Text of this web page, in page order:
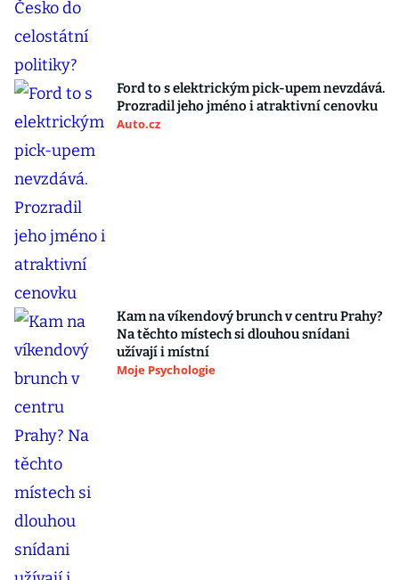
Ford to s elektrickým pick-upem nevzdává.
Prozradil jeho jméno i atraktivní cenovku
Auto.cz
Kam na víkendový brunch v centru Prahy?
Na těchto místech si dlouhou snídani
užívají i místní
Moje Psychologie